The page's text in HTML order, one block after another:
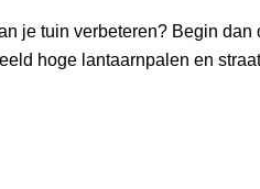
je tuin verbeteren? Begin dan
hoge lantaarnpalen en